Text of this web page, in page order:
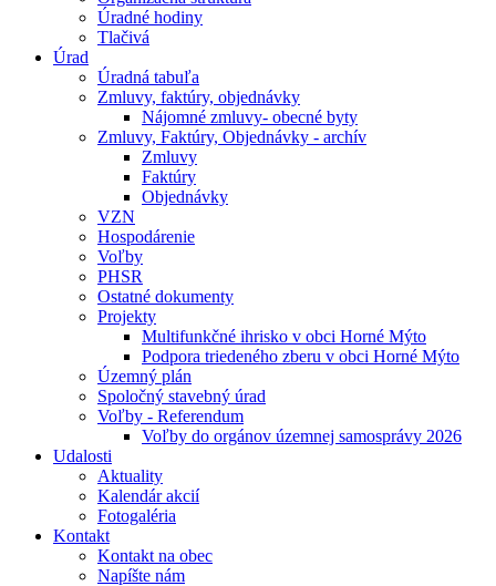
Úradné hodiny
Tlačivá
Úrad
Úradná tabuľa
Zmluvy, faktúry, objednávky
Nájomné zmluvy- obecné byty
Zmluvy, Faktúry, Objednávky - archív
Zmluvy
Faktúry
Objednávky
VZN
Hospodárenie
Voľby
PHSR
Ostatné dokumenty
Projekty
Multifunkčné ihrisko v obci Horné Mýto
Podpora triedeného zberu v obci Horné Mýto
Územný plán
Spoločný stavebný úrad
Voľby - Referendum
Voľby do orgánov územnej samosprávy 2026
Udalosti
Aktuality
Kalendár akcií
Fotogaléria
Kontakt
Kontakt na obec
Napíšte nám